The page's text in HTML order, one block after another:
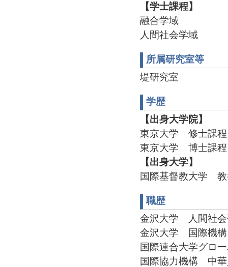
【学士課程】
融合学域
人間社会学域
所属研究室等
堤研究室
学歴
【出身大学院】
東京大学 修士課
東京大学 博士課
【出身大学】
国際基督教大学
職歴
金沢大学 人間社
金沢大学 国際機
国際連合大学グロ
国際協力機構 中